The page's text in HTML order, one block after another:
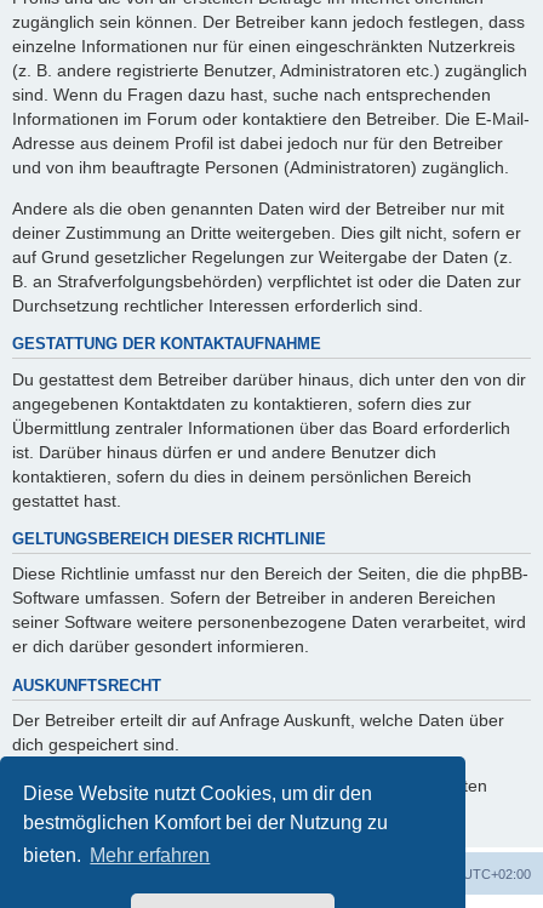
Diese Website nutzt Cookies, um dir den
bestmöglichen Komfort bei der Nutzung zu
bieten. Mehr erfahren
zugänglich sein können. Der Betreiber kann jedoch festlegen, dass
einzelne Informationen nur für einen eingeschränkten Nutzerkreis
(z. B. andere registrierte Benutzer, Administratoren etc.) zugänglich
sind. Wenn du Fragen dazu hast, suche nach entsprechenden
Informationen im Forum oder kontaktiere den Betreiber. Die E-Mail-
Adresse aus deinem Profil ist dabei jedoch nur für den Betreiber
und von ihm beauftragte Personen (Administratoren) zugänglich.
Andere als die oben genannten Daten wird der Betreiber nur mit
deiner Zustimmung an Dritte weitergeben. Dies gilt nicht, sofern er
auf Grund gesetzlicher Regelungen zur Weitergabe der Daten (z.
B. an Strafverfolgungsbehörden) verpflichtet ist oder die Daten zur
Durchsetzung rechtlicher Interessen erforderlich sind.
GESTATTUNG DER KONTAKTAUFNAHME
Du gestattest dem Betreiber darüber hinaus, dich unter den von dir
angegebenen Kontaktdaten zu kontaktieren, sofern dies zur
Übermittlung zentraler Informationen über das Board erforderlich
ist. Darüber hinaus dürfen er und andere Benutzer dich
kontaktieren, sofern du dies in deinem persönlichen Bereich
gestattet hast.
GELTUNGSBEREICH DIESER RICHTLINIE
Diese Richtlinie umfasst nur den Bereich der Seiten, die die phpBB-
Software umfassen. Sofern der Betreiber in anderen Bereichen
seiner Software weitere personenbezogene Daten verarbeitet, wird
er dich darüber gesondert informieren.
AUSKUNFTSRECHT
Der Betreiber erteilt dir auf Anfrage Auskunft, welche Daten über
dich gespeichert sind.
Du kannst jederzeit die Löschung bzw. Sperrung deiner Daten
verlangen. Kontaktiere hierzu bitte den Betreiber.
UTC+02:00